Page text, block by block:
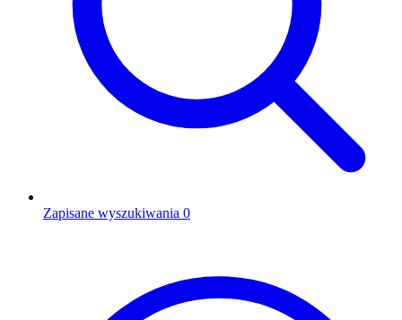
Zapisane wyszukiwania 0